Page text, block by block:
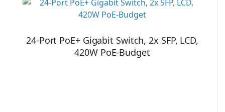
24-Port PoE+ Gigabit Switch, 2x SFP, LCD,
420W PoE-Budget